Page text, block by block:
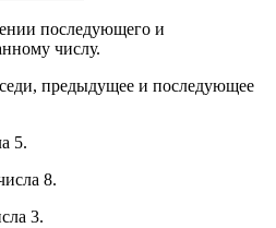
последующего и
числу.
предыдущее и последующее
5.
8.
3.